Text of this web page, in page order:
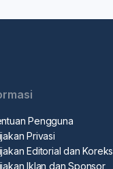
Pengguna
Privasi
Editorial dan
Iklan dan Sponsor